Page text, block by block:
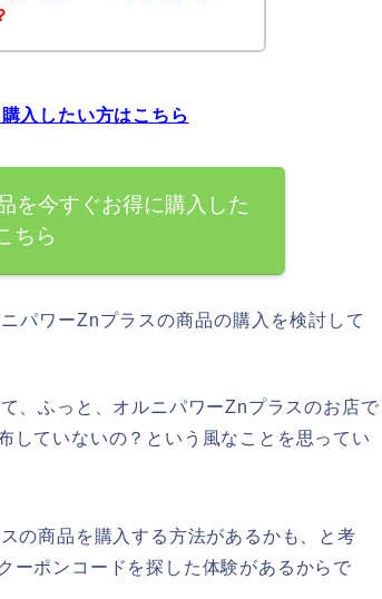
入したい方はこちら
を今すぐお得に購入した
ちら
パワーZnプラスの商品の購入を検討して
、ふっと、オルニパワーZnプラスのお店で
していないの？という風なことを思ってい
の商品を購入する方法があるかも、と考
ーポンコードを探した体験があるからで